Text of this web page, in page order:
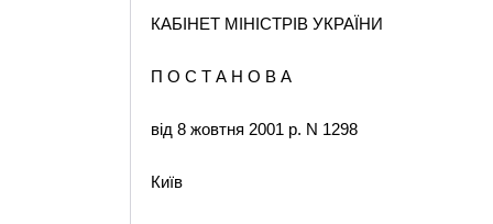
КАБІНЕТ МІНІСТРІВ УКРАЇНИ
П О С Т А Н О В А
від 8 жовтня 2001 р. N 1298
Київ